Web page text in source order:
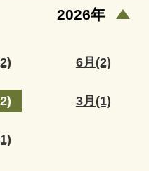
2026年
6月(2)
3月(1)